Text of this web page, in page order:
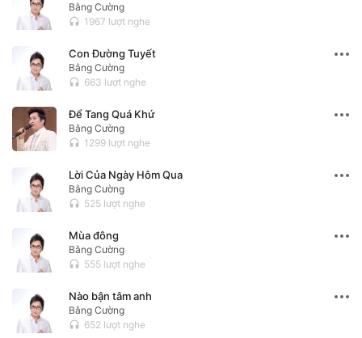
Bằng Cường
headset 1967 lượt nghe
Con Đường Tuyết
Bằng Cường
headset 663 lượt nghe
Để Tang Quá Khứ
Bằng Cường
headset 1299 lượt nghe
Lời Của Ngày Hôm Qua
Bằng Cường
headset 525 lượt nghe
Mùa đông
Bằng Cường
headset 555 lượt nghe
Nào bận tâm anh
Bằng Cường
headset 652 lượt nghe